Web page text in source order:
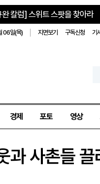
완 칼럼] 스위트 스팟을 찾아라
06일(목) 지면보기 구독신청 기
경제 포토 영상
사촌들 끌